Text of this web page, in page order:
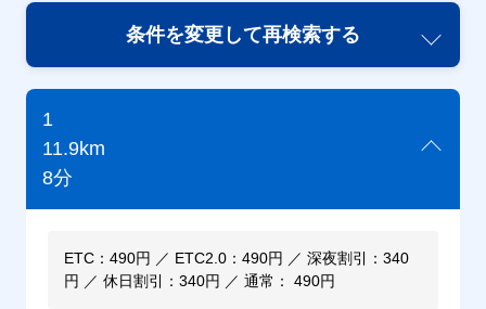
条件を変更して再検索する
1
11.9km
8分
ETC：490円 ／ ETC2.0：490円 ／ 深夜割引：340
円 ／ 休日割引：340円 ／ 通常： 490円